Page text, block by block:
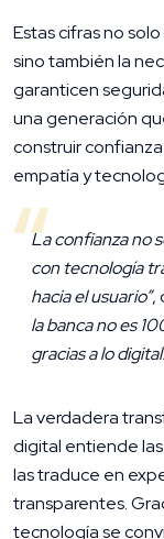
Estas cifras no
sino también la
garanticen
una generación
construir
empatía y
La confianza no
con tecnología
hacia el usuario”,
la banca no es
gracias a lo
La verdadera
digital entiende
las traduce en
transparentes.
tecnología se